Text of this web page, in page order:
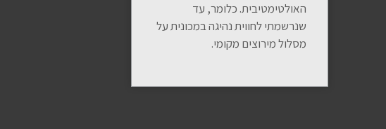
האולטימטיבית. כלומר, עד
שנרשמתי לחווית נהיגה במכונית על
מסלול מירוצים מקומי.